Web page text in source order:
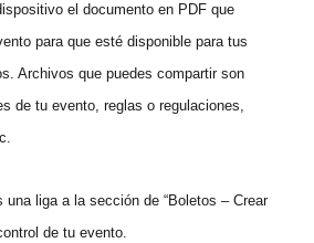
el documento en PDF que
para que esté disponible para tus
Archivos que puedes compartir son
de tu evento, reglas o regulaciones,
una liga a la sección de “Boletos – Crear
de tu evento.